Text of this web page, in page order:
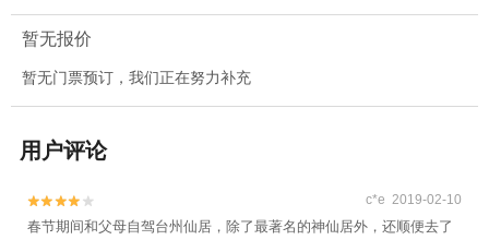
暂无报价
暂无门票预订，我们正在努力补充
用户评论

 c*e 2019-02-10
春节期间和父母自驾台州仙居，除了最著名的神仙居外，还顺便去了